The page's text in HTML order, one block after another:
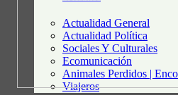
Actualidad General
Actualidad Política
Sociales Y Culturales
Ecomunicación
Animales Perdidos |
Viajeros